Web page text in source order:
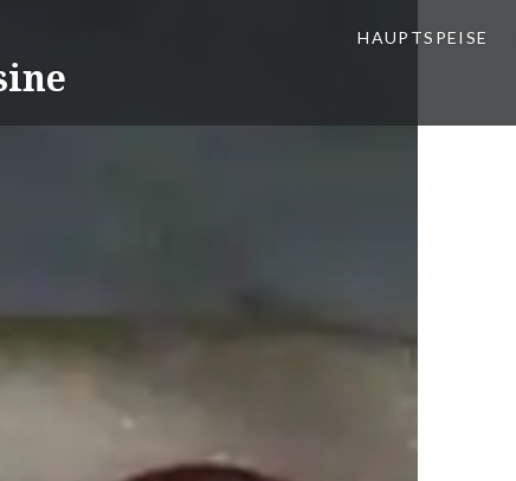
HAUPT­SPEI­SE